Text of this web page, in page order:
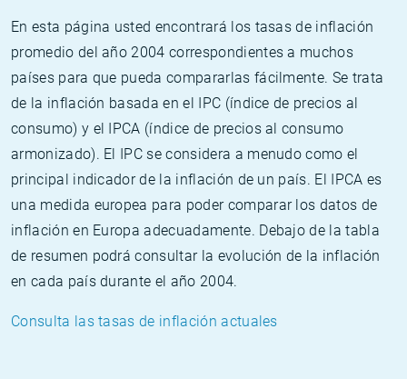
En esta página usted encontrará los tasas de inflación
promedio del año 2004 correspondientes a muchos
países para que pueda compararlas fácilmente. Se trata
de la inflación basada en el IPC (índice de precios al
consumo) y el IPCA (índice de precios al consumo
armonizado). El IPC se considera a menudo como el
principal indicador de la inflación de un país. El IPCA es
una medida europea para poder comparar los datos de
inflación en Europa adecuadamente. Debajo de la tabla
de resumen podrá consultar la evolución de la inflación
en cada país durante el año 2004.
Consulta las tasas de inflación actuales